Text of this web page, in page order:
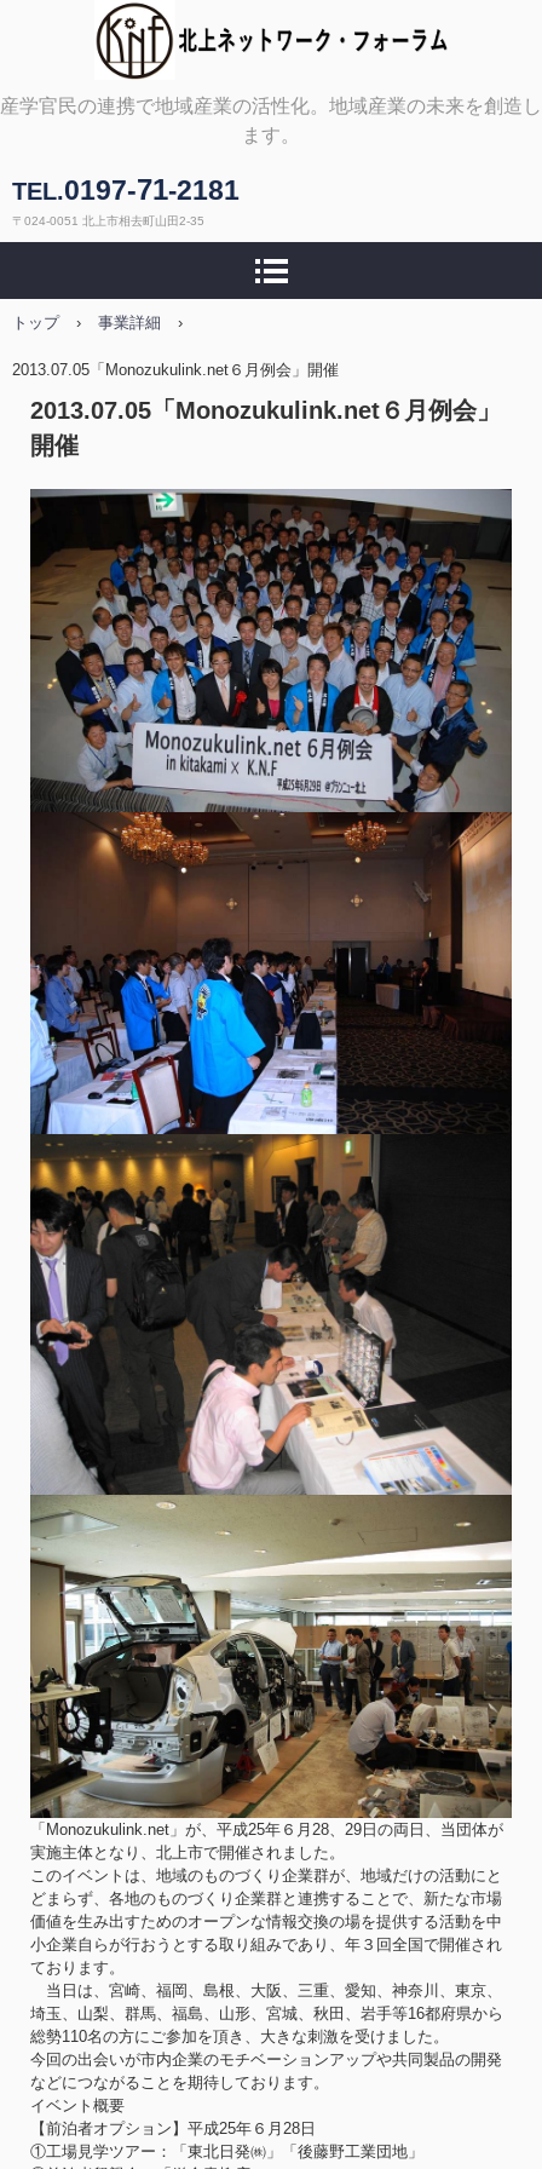
北上ネットワーク・フォ
ーラム
産学官民の連携で地域産業の活性化。地域産業の未来を創造し
ます。
TEL.0197-71-2181
〒024-0051 北上市相去町山田2-35
トップ › 事業詳細 ›
2013.07.05「Monozukulink.net６月例会」開催
2013.07.05「Monozukulink.net６月例会」
開催
「Monozukulink.net」が、平成25年６月28、29日の両日、当団体が
実施主体となり、北上市で開催されました。
このイベントは、地域のものづくり企業群が、地域だけの活動にと
どまらず、各地のものづくり企業群と連携することで、新たな市場
価値を生み出すためのオープンな情報交換の場を提供する活動を中
小企業自らが行おうとする取り組みであり、年３回全国で開催され
ております。
当日は、宮崎、福岡、島根、大阪、三重、愛知、神奈川、東京、
埼玉、山梨、群馬、福島、山形、宮城、秋田、岩手等16都府県から
総勢110名の方にご参加を頂き、大きな刺激を受けました。
今回の出会いが市内企業のモチベーションアップや共同製品の開発
などにつながることを期待しております。
イベント概要
【前泊者オプション】平成25年６月28日
①工場見学ツアー：「東北日発㈱」「後藤野工業団地」